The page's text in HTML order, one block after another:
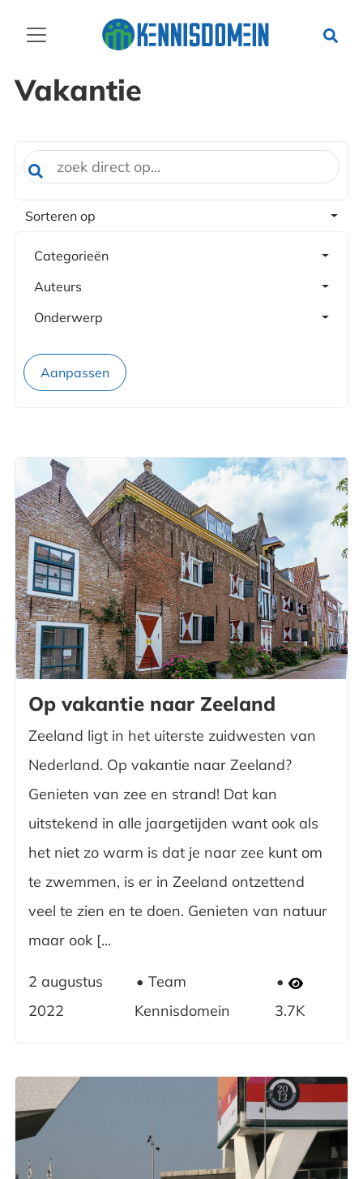
Vakantie
Op vakantie naar Zeeland
Zeeland ligt in het uiterste zuidwesten van
Nederland. Op vakantie naar Zeeland?
Genieten van zee en strand! Dat kan
uitstekend in alle jaargetijden want ook als
het niet zo warm is dat je naar zee kunt om
te zwemmen, is er in Zeeland ontzettend
veel te zien en te doen. Genieten van natuur
maar ook [...
2 augustus
2022
Team
Kennisdomein
3.7K
Sorteren op
Categorieën
Auteurs
Onderwerp